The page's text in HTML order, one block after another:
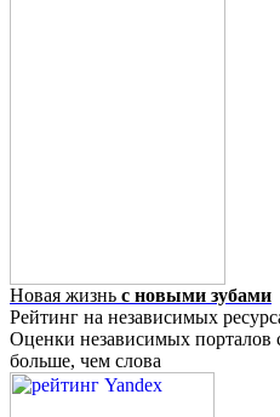
Новая жизнь с новыми зубами
Рейтинг на независимых
Оценки независимых порталов
больше, чем слова